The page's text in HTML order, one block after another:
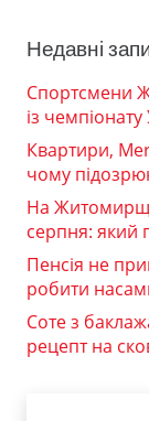
Недавні
Спортсмени
із
Квартири,
чому
На
серпня: який
Пенсія не
робити
Соте з
рецепт на